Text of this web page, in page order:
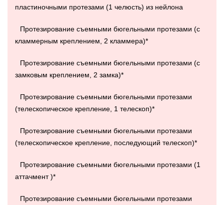
пластиночными протезами (1 челюсть) из нейлона
Протезирование съемными бюгельными протезами (с
кламмерным креплением, 2 кламмера)*
Протезирование съемными бюгельными протезами (с
замковым креплением, 2 замка)*
Протезирование съемными бюгельными протезами
(телескопическое крепление, 1 телескоп)*
Протезирование съемными бюгельными протезами
(телескопическое крепление, последующий телескоп)*
Протезирование съемными бюгельными протезами (1
аттачмент )*
Протезирование съемными бюгельными протезами